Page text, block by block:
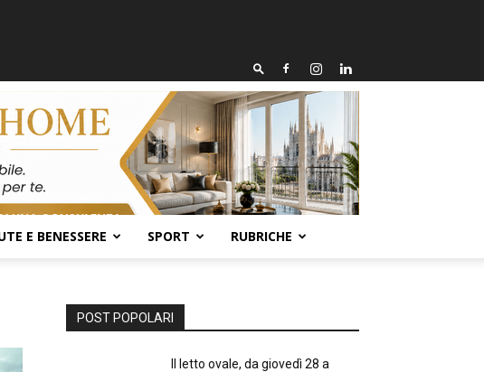
E BENESSERE SPORT RUBRICHE
POST POPOLARI
Il letto ovale, da giovedì 28 a